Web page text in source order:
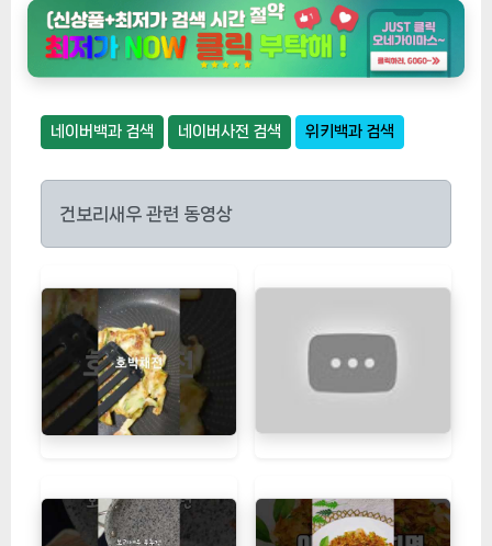
네이버백과 검색 네이버사전 검색 위키백과 검색
건보리새우 관련 동영상